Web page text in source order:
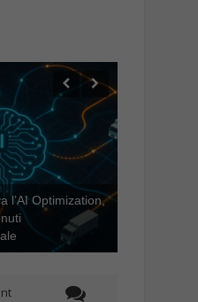
l’AI Optimization,